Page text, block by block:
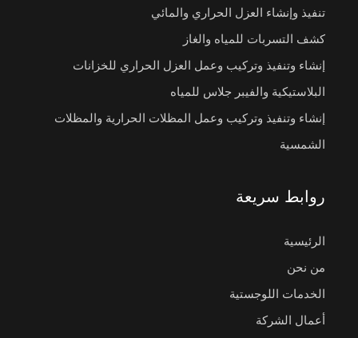
تنفيذ وإنشاء العزل الحراري والمائي
كشف التسربات للمياه والغاز
إنشاء وتنفيذ وتركيب وعمل العزل الحراري للخزانات
البلاستيكية والفيبر جلاس للمياه
إنشاء وتنفيذ وتركيب وعمل المظلات الحرارية والمظلات
الشمسية
روابط سريعة
الرئيسية
من نحن
الخدمات اللوجستية
أعمال الشركة